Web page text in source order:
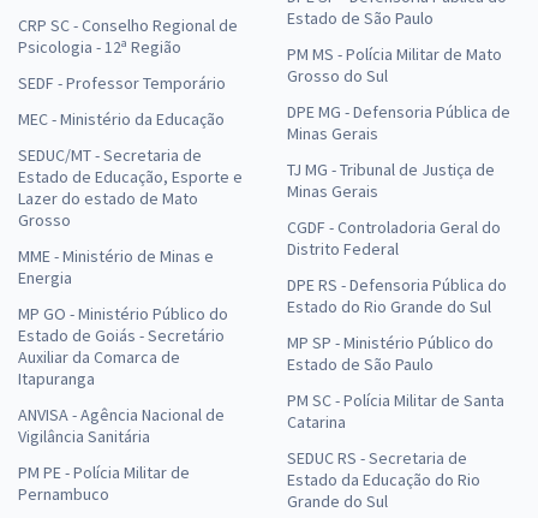
CRP SC - Conselho Regional de
Psicologia - 12ª Região
SEDF - Professor Temporário
MEC - Ministério da Educação
SEDUC/MT - Secretaria de
Estado de Educação, Esporte e
Lazer do estado de Mato
Grosso
MME - Ministério de Minas e
Energia
MP GO - Ministério Público do
Estado de Goiás - Secretário
Auxiliar da Comarca de
Itapuranga
ANVISA - Agência Nacional de
Vigilância Sanitária
PM PE - Polícia Militar de
Pernambuco
Estado de São Paulo
PM MS - Polícia Militar de Mato
Grosso do Sul
DPE MG - Defensoria Pública de
Minas Gerais
TJ MG - Tribunal de Justiça de
Minas Gerais
CGDF - Controladoria Geral do
Distrito Federal
DPE RS - Defensoria Pública do
Estado do Rio Grande do Sul
MP SP - Ministério Público do
Estado de São Paulo
PM SC - Polícia Militar de Santa
Catarina
SEDUC RS - Secretaria de
Estado da Educação do Rio
Grande do Sul